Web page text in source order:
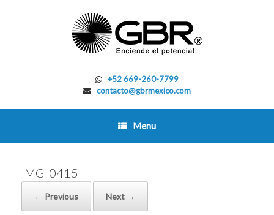
+52 669-260-7799
contacto@gbrmexico.com
Menu
IMG_0415
← Previous Next →